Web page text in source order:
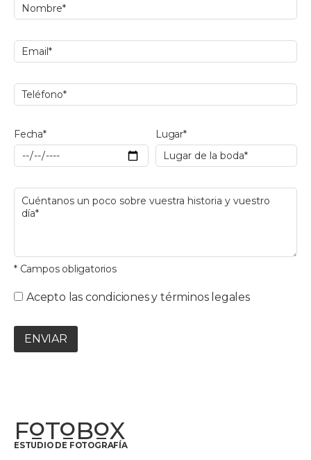
Fecha* Lugar*
* Campos obligatorios
Acepto las condiciones y términos legales
ENVIAR
FOTOBOX
ESTUDIO DE FOTOGRAFÍA